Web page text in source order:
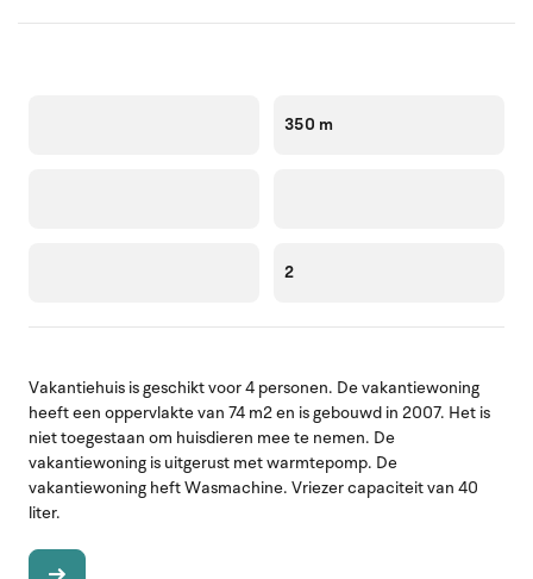
350 m
2
Vakantiehuis is geschikt voor 4 personen. De vakantiewoning
heeft een oppervlakte van 74 m2 en is gebouwd in 2007. Het is
niet toegestaan om huisdieren mee te nemen. De
vakantiewoning is uitgerust met warmtepomp. De
vakantiewoning heft Wasmachine. Vriezer capaciteit van 40
liter.